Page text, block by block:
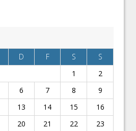
D F S
S
1
2
6 7 8
9
13 14 15
16
20 21 22
23